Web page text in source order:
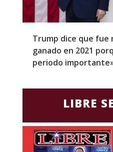
Trump dice que fue
ganado en 2021
periodo
LIBRE